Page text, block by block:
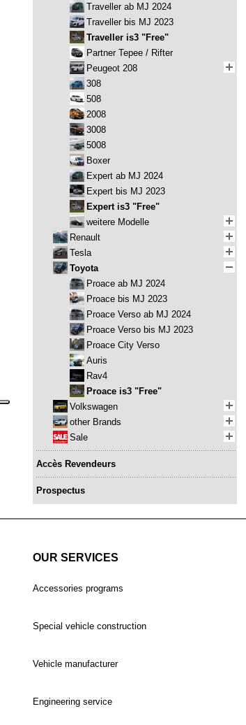
Traveller ab MJ 2024
Traveller bis MJ 2023
Traveller is3 "Free"
Partner Tepee / Rifter
Peugeot 208
308
508
2008
3008
5008
Boxer
Expert ab MJ 2024
Expert bis MJ 2023
Expert is3 "Free"
weitere Modelle
Renault
Tesla
Toyota
Proace ab MJ 2024
Proace bis MJ 2023
Proace Verso ab MJ 2024
Proace Verso bis MJ 2023
Proace City Verso
Auris
Rav4
Proace is3 "Free"
Volkswagen
other Brands
Sale
Accès Revendeurs
Prospectus
OUR SERVICES
Accessories programs
Special vehicle construction
Vehicle manufacturer
Engineering service